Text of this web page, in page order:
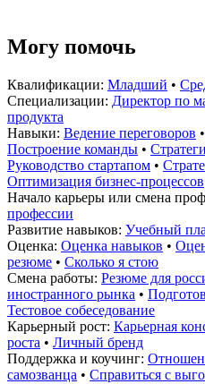
Могу помочь
Квалификации: Младший •
Специализации: Директор по
продукта
Навыки: Ведение переговоров •
Построение команды •
Руководство стартапом •
Оптимизация бизнес-процессов
Начало карьеры или смена
профессии
Развитие навыков: Учебный
Оценка: Оценка навыков •
резюме • Сколько я стою
Смена работы: Резюме для
иностранного рынка •
Тестовое собеседование
Карьерный рост: Карьерная
роста • Личный бренд
Поддержка и коучинг:
самозванца • Справиться с